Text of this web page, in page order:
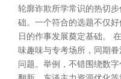
轮廓诈欺所学常识的热切
础。一个符合的选题不仅
日的作事发展奠定基础。
味趣味与专考场所，同期
问题。举例，不错围绕数